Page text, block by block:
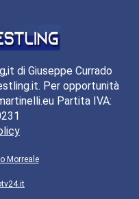
di Giuseppe Currado
Per opportunità
Partita IVA:
Morreale